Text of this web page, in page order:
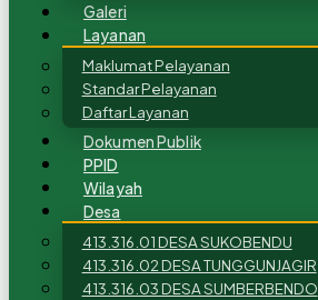
Galeri
Layanan
Maklumat Pelayanan
Standar Pelayanan
Daftar Layanan
Dokumen Publik
PPID
Wilayah
Desa
413.316.01 DESA SUKOBENDU
413.316.02 DESA TUNGGUNJAGIR
413.316.03 DESA SUMBERBENDO